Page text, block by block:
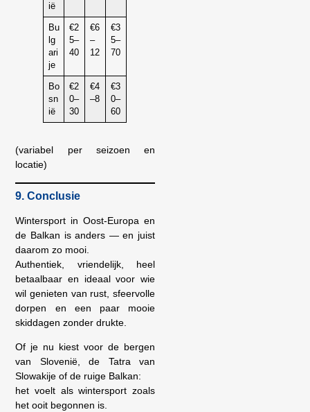
ië
Bu
lg
ari
je
€2
5–
40
€6
–
12
€3
5–
70
Bo
sn
ië
€2
0–
30
€4
–8
€3
0–
60
(variabel per seizoen en
locatie)
9. Conclusie
Wintersport in Oost-Europa en
de Balkan is anders — en juist
daarom zo mooi.
Authentiek, vriendelijk, heel
betaalbaar en ideaal voor wie
wil genieten van rust, sfeervolle
dorpen en een paar mooie
skiddagen zonder drukte.
Of je nu kiest voor de bergen
van Slovenië, de Tatra van
Slowakije of de ruige Balkan:
het voelt als wintersport zoals
het ooit begonnen is.